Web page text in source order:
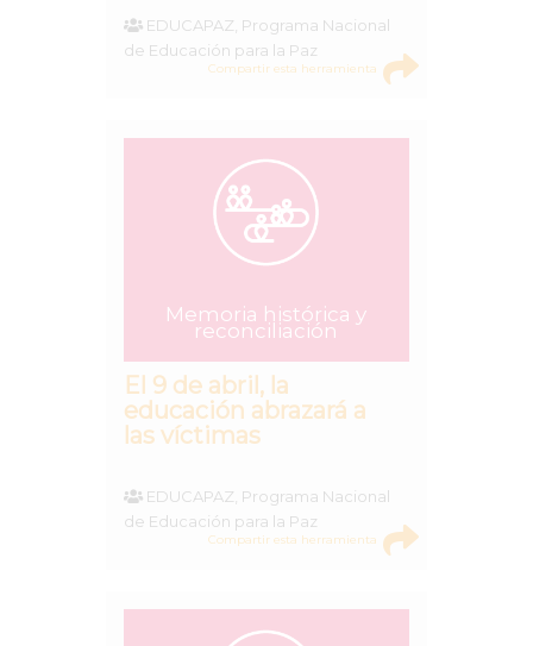
EDUCAPAZ, Programa Nacional
de Educación para la Paz
Compartir esta herramienta
Memoria histórica y
reconciliación
El 9 de abril, la
educación abrazará a
las víctimas
EDUCAPAZ, Programa Nacional
de Educación para la Paz
Compartir esta herramienta